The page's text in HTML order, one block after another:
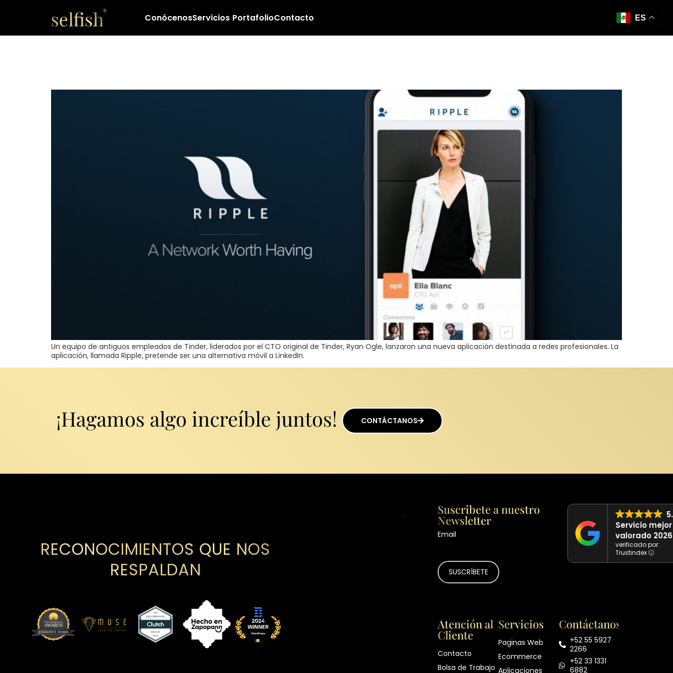
ConócenosServicios PortafolioContacto
Un equipo de antiguos empleados de Tinder, liderados por el CTO original de Tinder, Ryan Ogle, lanzaron una nueva aplicación destinada a redes profesionales. La
aplicación, llamada Ripple, pretende ser una alternativa móvil a LinkedIn.
¡Hagamos algo increíble juntos! CONTÁCTANOS
RECONOCIMIENTOS QUE NOS
RESPALDAN
Suscribete a nuestro
Newsletter
Email
Servicio mejor
valorado 2026
verificado por:
Trustindex
Atención al
Cliente
Contacto
Bolsa de Trabajo
Servicios
Paginas Web
Ecommerce
Aplicaciones
Contáctanos
+52 55 5927
2266
+52 33 1331
6882
ES